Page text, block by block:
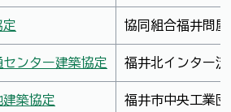
定 協同組合福井問
ンター建築協定 福井北インター
築協定 福井市中央工業